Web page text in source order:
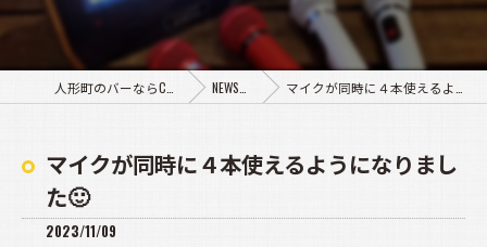
NEWS&BLOG マイクが同時に４本使えるようになりました🙂
マイクが同時に４本使えるようになりまし
た🙂
2023/11/09